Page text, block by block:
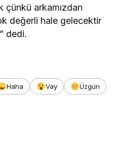
çünkü arkamızdan
değerli hale gelecektir
dedi.
Haha Vay
Üzgün